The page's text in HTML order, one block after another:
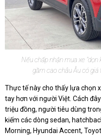
Nếu chấp nhận mua xe "dọn
gầm cao châu Âu có
Thực tế này cho thấy lựa chọn
tay hơn với người Việt. Cách
triệu đồng, người tiêu dùng
kiếm các dòng sedan,
Morning, Hyundai Accent,